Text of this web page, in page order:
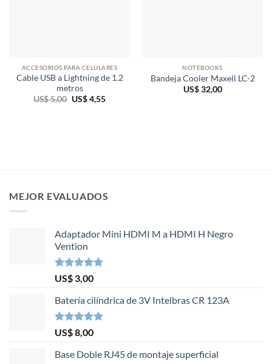
ACCESORIOS PARA CELULARES
Cable USB a Lightning de 1.2
metros
US$5,00 El
precio
US$4,55El
NOTEBOOKS
Bandeja Cooler Maxell LC-2
US$32,00
MEJOR EVALUADOS
Adaptador Mini HDMI M a HDMI H Negro
Vention
Valorado en
5.00
de 5
US$ 3,00
Batería cilíndrica de 3V Intelbras CR 123A
Valorado en
5.00
de 5
US$8,00
Base Doble RJ45 de montaje superficial